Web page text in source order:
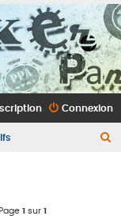
Connexion
1sur 1